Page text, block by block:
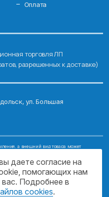
Оплата
торговля ЛП
разрешенных к доставке)
ул. Большая
а внешний вид товара может
со специалистом!
УЧРЕЖДЕНИЕ МОСКОВСКОЙ
даете согласие на
помогающих нам
вас. Подробнее в
cookies.